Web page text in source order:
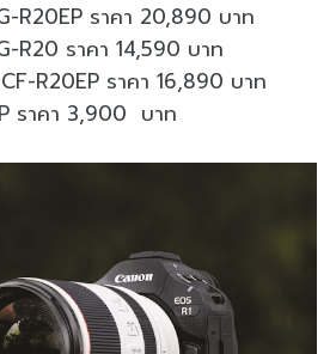
R20EP ราคา 20,890 บาท
R20 ราคา 14,590 บาท
R20EP ราคา 16,890 บาท
ราคา 3,900 บาท